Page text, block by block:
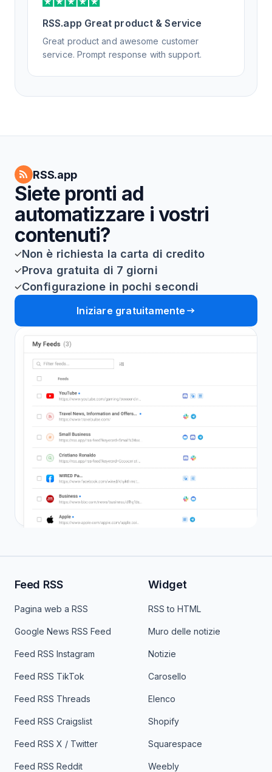
RSS.app Great product & Service
Great product and awesome customer
service. Prompt response with support.
RSS.app
Siete pronti ad
automatizzare i vostri
contenuti?
Non è richiesta la carta di credito
Prova gratuita di 7 giorni
Configurazione in pochi secondi
Iniziare gratuitamente
Feed RSS
Pagina web a RSS
Google News RSS Feed
Feed RSS Instagram
Feed RSS TikTok
Feed RSS Threads
Feed RSS Craigslist
Feed RSS X / Twitter
Feed RSS Reddit
Widget
RSS to HTML
Muro delle notizie
Notizie
Carosello
Elenco
Shopify
Squarespace
Weebly